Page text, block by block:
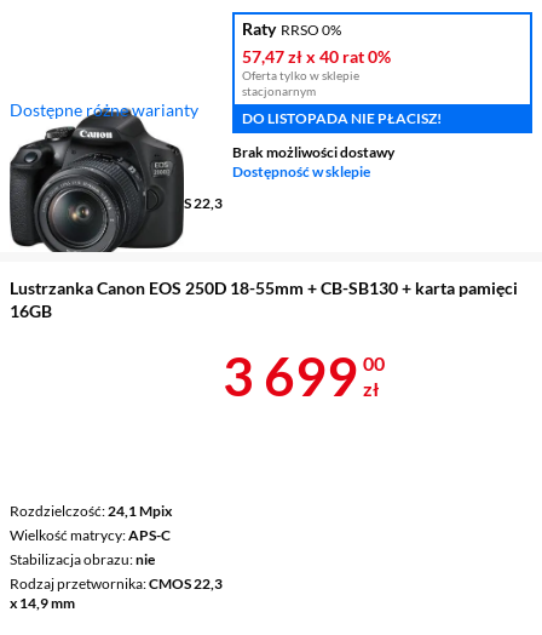
Dostępne różne warianty
Rozdzielczość 24,1 Mpix
Wielkość matrycy APS-C
Stabilizacja obrazu nie
Rodzaj przetwornika
CMOS 22,3
x 14,9 mm
Raty RRSO 0%
57,47 złx 40 rat0%
Oferta tylko w sklepie
stacjonarnym
DO LISTOPADA NIE PŁACISZ!
Brak możliwości dostawy
Dostępność w sklepie
Lustrzanka Canon EOS 250D 18-55mm + CB-SB130 + karta pamięci
16GB
Rozdzielczość 24,1 Mpix
Wielkość matrycy APS-C
Stabilizacja obrazu nie
Rodzaj przetwornika CMOS 22,3
x 14,9 mm
Cena 3 699 zł
3 699 00
zł